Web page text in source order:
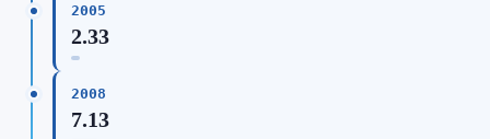
2005
2.33
2008
7.13